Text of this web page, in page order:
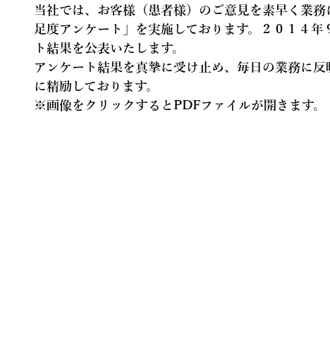
当社では、お客様（患者様）のご意見を素早く業
足度アンケート」を実施しております。２０１４
ト結果を公表いたします。
アンケート結果を真摯に受け止め、毎日の業務に
に精励しております。
※画像をクリックするとPDFファイルが開きます。